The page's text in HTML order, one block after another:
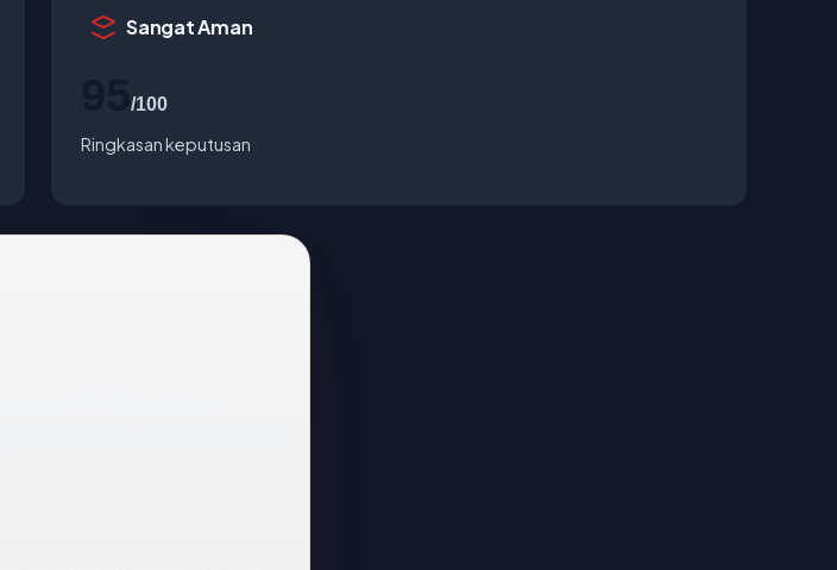
Sangat Aman
/100
Ringkasan keputusan